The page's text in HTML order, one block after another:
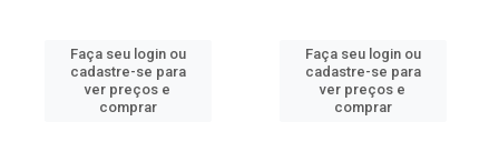
Faça seu login ou
cadastre-se para
ver preços e
comprar
Faça seu login ou
cadastre-se para
ver preços e
comprar